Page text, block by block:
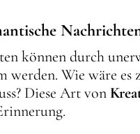
können durch
werden. Wie wäre
Diese Art von